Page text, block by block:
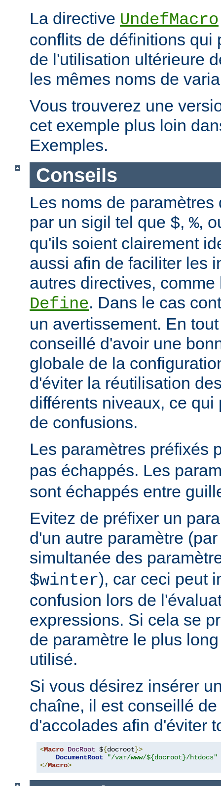
La directive UndefMacro
conflits de définitions qui
de l'utilisation ultérieure
les mêmes noms de
Vous trouverez une
cet exemple plus loin
Exemples.
Conseils
Les noms de
par un sigil tel que $, %,
qu'ils soient clairement
aussi afin de faciliter les
autres directives,
Define. Dans le cas
un avertissement. En
conseillé d'avoir une
globale de la
d'éviter la réutilisation
différents niveaux, ce
de confusions.
Les paramètres préfixés
pas échappés. Les
sont échappés entre
Evitez de préfixer un
d'un autre paramètre
simultanée des
$winter), car ceci peut
confusion lors de
expressions. Si cela se
de paramètre le plus
utilisé.
Si vous désirez insérer
chaîne, il est conseillé
d'accolades afin d'éviter
<Macro DocRoot ${docroot}>
DocumentRoot
"/var/www/${docroot}/htdocs"
</Macro>